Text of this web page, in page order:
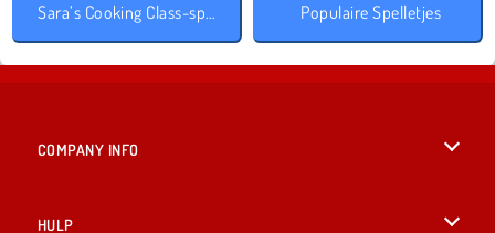
Sara’s Cooking Class-spelletjes Populaire Spelletjes
COMPANY INFO
HULP